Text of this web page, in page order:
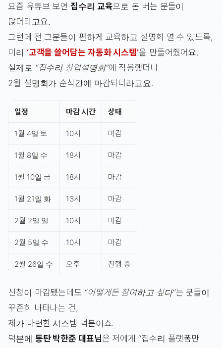
요즘 유튜브 보면 집수리 교육으로 돈 버는 분들이
많더라고요.
그런데 전 그분들이 편하게 교육하고 설명회 열 수 있도록,
미리 ‘고객을 쓸어담는 자동화 시스템’을 만들어줬어요.
실제로 “집수리 창업설명회”에 적용했더니
2월 설명회가 순식간에 마감되더라고요.
일정 마감 시간 상태
1월 4일 토 10시 마감
1월 8일 수 18시 마감
1월 10일 금 18시 마감
1월 21일 화 13시 마감
2월 2일 일 10시 마감
2월 5일 수 10시 마감
2월 26일 수 오후 진행 중
신청이 마감됐는데도 “어떻게든 참여하고 싶다”는 분들이
꾸준히 나타나는 건,
제가 마련한 시스템 덕분이죠.
덕분에 동탄 박한준 대표님은 저에게 “집수리 플랫폼만